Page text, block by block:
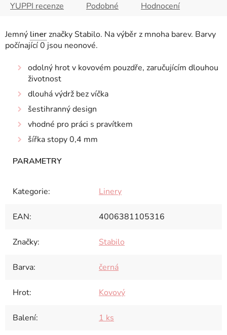
YUPPI recenze
Podobné Hodnocení
Jemný linerznačky Stabilo. Na výběr z mnoha barev. Barvy
počínající 0 jsou neonové.
odolný hrot v kovovém pouzdře, zaručujícím dlouhou
životnost
dlouhá výdrž bez víčka
šestihranný design
vhodné pro práci s pravítkem
šířka stopy 0,4 mm
Kategorie: Linery
EAN: 4006381105316
Značky: Stabilo
Barva: černá
Hrot: Kovový
Balení: 1 ks